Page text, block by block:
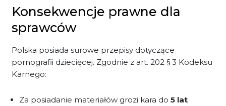
Konsekwencje prawne dla
sprawców
Polska posiada surowe przepisy dotyczące
pornografii dziecięcej. Zgodnie z art. 202 § 3 Kodeksu
Karnego:
Za posiadanie materiałów grozi kara do 5 lat